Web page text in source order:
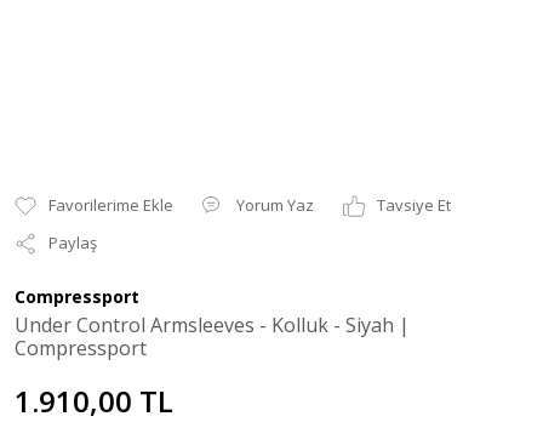
Yorum Yaz
Tavsiye Et
Paylaş
Compressport
Under Control Armsleeves - Kolluk - Siyah |
Compressport
1.910,00 TL